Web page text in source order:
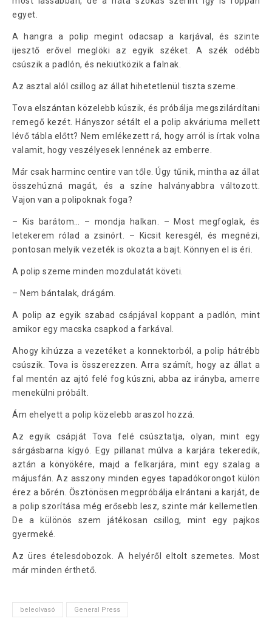
egyet.
A hangra a polip megint odacsap a karjával, és szinte
ijesztő erővel meglöki az egyik széket. A szék odébb
csúszik a padlón, és nekiütközik a falnak.
Az asztal alól csillog az állat hihetetlenül tiszta szeme.
Tova elszántan közelebb kúszik, és próbálja megszilárdítani
remegő kezét. Hányszor sétált el a polip akváriuma mellett
lévő tábla előtt? Nem emlékezett rá, hogy arról is írtak volna
valamit, hogy veszélyesek lennének az emberre.
Már csak harminc centire van tőle. Úgy tűnik, mintha az állat
összehúzná magát, és a színe halványabbra változott.
Vajon van a polipoknak foga?
– Kis barátom… – mondja halkan. – Most megfoglak, és
letekerem rólad a zsinórt. – Kicsit keresgél, és megnézi,
pontosan melyik vezeték is okozta a bajt. Könnyen el is éri.
A polip szeme minden mozdulatát követi.
– Nem bántalak, drágám.
A polip az egyik szabad csápjával koppant a padlón, mint
amikor egy macska csapkod a farkával.
Ahogy kihúzza a vezetéket a konnektorból, a polip hátrébb
csúszik. Tova is összerezzen. Arra számít, hogy az állat a
fal mentén az ajtó felé fog kúszni, abba az irányba, amerre
menekülni próbált.
Ám ehelyett a polip közelebb araszol hozzá.
Az egyik csápját Tova felé csúsztatja, olyan, mint egy
sárgásbarna kígyó. Egy pillanat múlva a karjára tekeredik,
aztán a könyökére, majd a felkarjára, mint egy szalag a
májusfán. Az asszony minden egyes tapadókorongot külön
érez a bőrén. Ösztönösen megpróbálja elrántani a karját, de
a polip szorítása még erősebb lesz, szinte már kellemetlen.
De a különös szem játékosan csillog, mint egy pajkos
gyermeké.
Az üres ételesdobozok. A helyéről eltolt szemetes. Most
már minden érthető.
beleolvasó General Press